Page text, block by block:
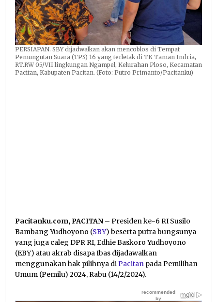
PERSIAPAN. SBY dijadwalkan akan mencoblos di Tempat
Pemungutan Suara (TPS) 16 yang terletak di TK Taman Indria,
RT.RW 05/VII lingkungan Ngampel, Kelurahan Ploso, Kecamatan
Pacitan, Kabupaten Pacitan. (Foto: Putro Primanto/Pacitanku)
Pacitanku.com, PACITAN – Presiden ke-6 RI Susilo
Bambang Yudhoyono (SBY) beserta putra bungsunya
yang juga caleg DPR RI, Edhie Baskoro Yudhoyono
(EBY) atau akrab disapa Ibas dijadawalkan
menggunakan hak pilihnya diPacitan pada Pemilihan
Umum (Pemilu) 2024, Rabu (14/2/2024).